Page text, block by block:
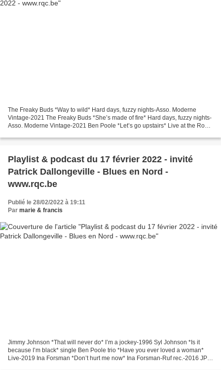
The Freaky Buds *Way to wild* Hard days, fuzzy nights-Asso. Moderne
Vintage-2021 The Freaky Buds *She’s made of fire* Hard days, fuzzy nights-
Asso. Moderne Vintage-2021 Ben Poole *Let’s go upstairs* Live at the Royal
Playlist & podcast du 17 février 2022 - invité
Patrick Dallongeville - Blues en Nord -
www.rqc.be
Publié le 28/02/2022 à 19:11
Par marie & francis
Jimmy Johnson *That will never do* I’m a jockey-1996 Syl Johnson *Is it
because I’m black* single Ben Poole trio *Have you ever loved a woman*
Live-2019 Ina Forsman *Don’t hurt me now* Ina Forsman-Ruf rec.-2016 JP